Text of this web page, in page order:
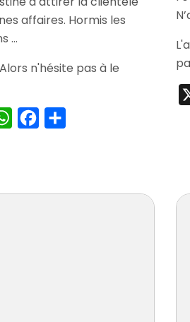
affaires. Hormis les
…
n'hésite pas à le
WhatsAppFacebook